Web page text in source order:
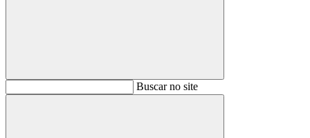
BuscarBuscar no site